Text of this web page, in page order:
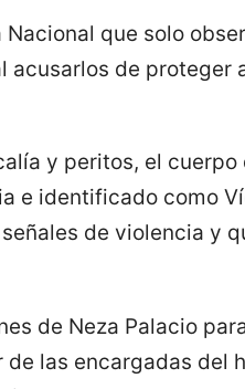
que solo
de proteger
y peritos, el
e identificado como
de violencia y
de Neza Palacio
las encargadas del